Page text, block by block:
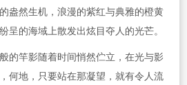
盎然生机，浪漫的紫红与典雅的橙黄
呈的海域上散发出炫目夺人的光芒。
竿影随着时间悄然伫立，在光与影
何地，只要站在那凝望，就有令人流